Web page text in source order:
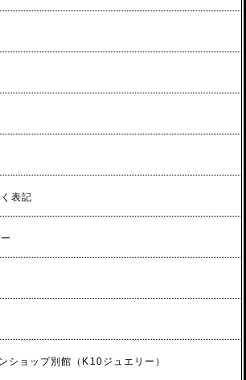
表記
ョップ別館（K10ジュエリー）